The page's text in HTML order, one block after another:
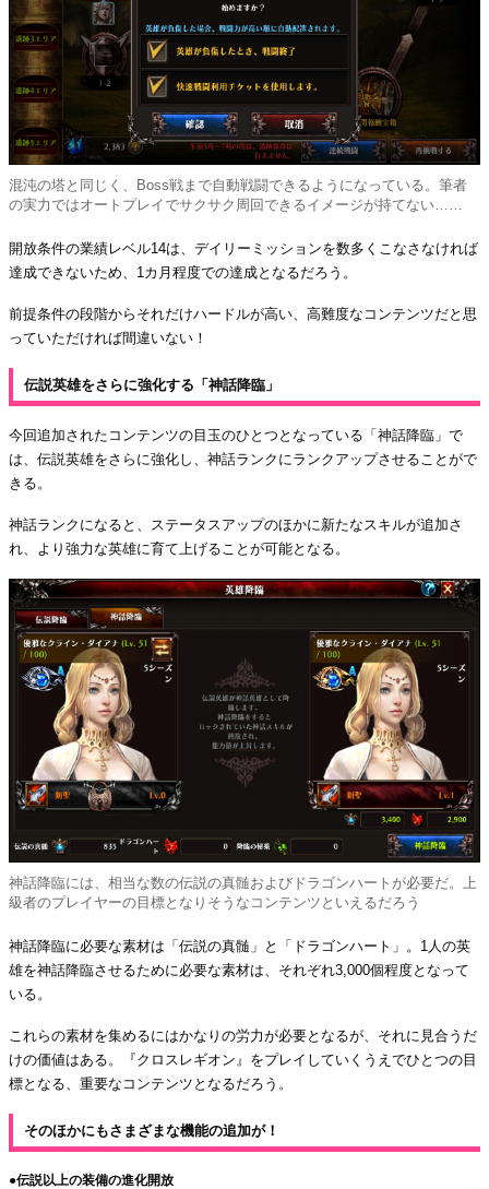
混沌の塔と同じく、Boss戦まで自動戦闘できるようになっている。筆者
の実力ではオートプレイでサクサク周回できるイメージが持てない……
開放条件の業績レベル14は、デイリーミッションを数多くこなさなければ
達成できないため、1カ月程度での達成となるだろう。
前提条件の段階からそれだけハードルが高い、高難度なコンテンツだと思
っていただければ間違いない！
伝説英雄をさらに強化する「神話降臨」
今回追加されたコンテンツの目玉のひとつとなっている「神話降臨」で
は、伝説英雄をさらに強化し、神話ランクにランクアップさせることがで
きる。
神話ランクになると、ステータスアップのほかに新たなスキルが追加さ
れ、より強力な英雄に育て上げることが可能となる。
神話降臨には、相当な数の伝説の真髄およびドラゴンハートが必要だ。上
級者のプレイヤーの目標となりそうなコンテンツといえるだろう
神話降臨に必要な素材は「伝説の真髄」と「ドラゴンハート」。1人の英
雄を神話降臨させるために必要な素材は、それぞれ3,000個程度となって
いる。
これらの素材を集めるにはかなりの労力が必要となるが、それに見合うだ
けの価値はある。『クロスレギオン』をプレイしていくうえでひとつの目
標となる、重要なコンテンツとなるだろう。
そのほかにもさまざまな機能の追加が！
●伝説以上の装備の進化開放